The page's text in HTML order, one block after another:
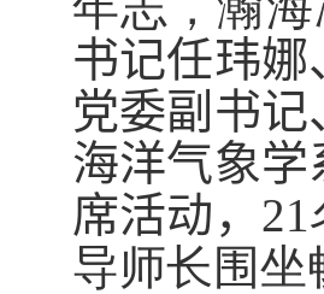
书记任玮
党委副书
海洋气象
席活动， 21
导师长围坐